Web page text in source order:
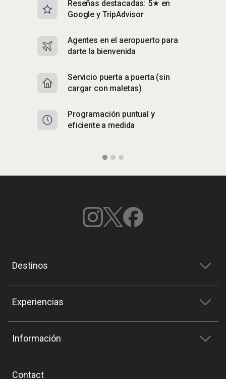
Reseñas destacadas: 5★ en
Google y TripAdvisor
Agentes en el aeropuerto para
darte la bienvenida
Servicio puerta a puerta (sin
cargar con maletas)
Programación puntual y
eficiente a medida
Destinos
Experiencias
Información
Contact